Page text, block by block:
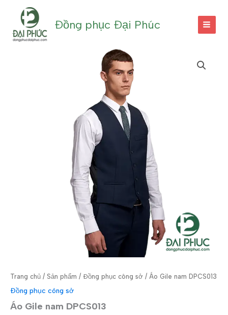
dung
Đồng phục Đại Phúc
Trang chủ / Sản phẩm / Đồng phục công sở / Áo Gile nam DPCS013
Đồng phục công sở
Áo Gile nam DPCS013